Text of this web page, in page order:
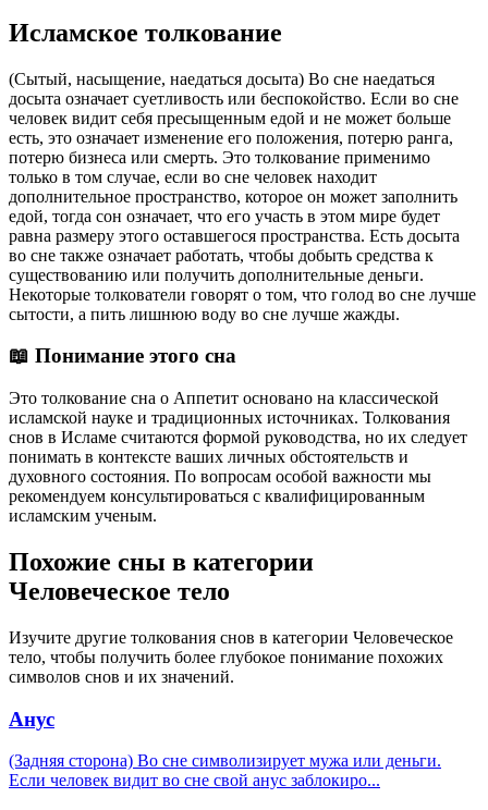
Исламское толкование
(Сытый, насыщение, наедаться досыта) Во сне наедаться
досыта означает суетливость или беспокойство. Если во сне
человек видит себя пресыщенным едой и не может больше
есть, это означает изменение его положения, потерю ранга,
потерю бизнеса или смерть. Это толкование применимо
только в том случае, если во сне человек находит
дополнительное пространство, которое он может заполнить
едой, тогда сон означает, что его участь в этом мире будет
равна размеру этого оставшегося пространства. Есть досыта
во сне также означает работать, чтобы добыть средства к
существованию или получить дополнительные деньги.
Некоторые толкователи говорят о том, что голод во сне лучше
сытости, а пить лишнюю воду во сне лучше жажды.
📖 Понимание этого сна
Это толкование сна о Аппетит основано на классической
исламской науке и традиционных источниках. Толкования
снов в Исламе считаются формой руководства, но их следует
понимать в контексте ваших личных обстоятельств и
духовного состояния. По вопросам особой важности мы
рекомендуем консультироваться с квалифицированным
исламским ученым.
Похожие сны в категории
Человеческое тело
Изучите другие толкования снов в категории Человеческое
тело, чтобы получить более глубокое понимание похожих
символов снов и их значений.
Анус
(Задняя сторона) Во сне символизирует мужа или деньги.
Если человек видит во сне свой анус заблокиро...